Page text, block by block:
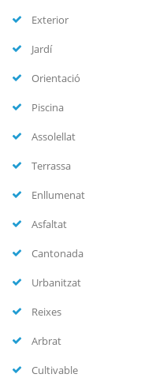
Exterior
Jardí
Orientació
Piscina
Assolellat
Terrassa
Enllumenat
Asfaltat
Cantonada
Urbanitzat
Reixes
Arbrat
Cultivable